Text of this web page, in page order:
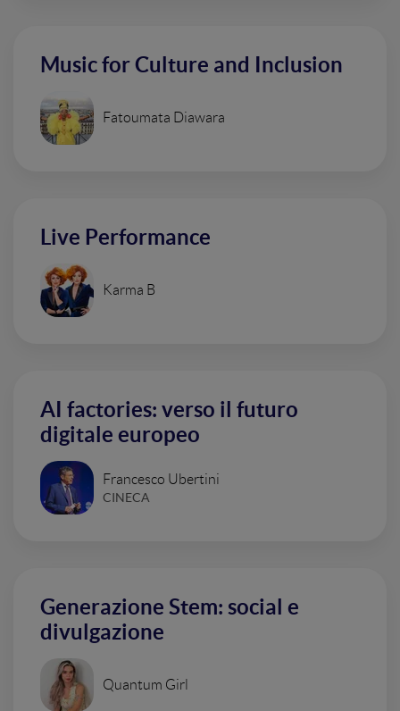
Music for Culture and Inclusion
Fatoumata Diawara
Live Performance
Karma B
AI factories: verso il futuro
digitale europeo
Francesco Ubertini
CINECA
Generazione Stem: social e
divulgazione
Quantum Girl